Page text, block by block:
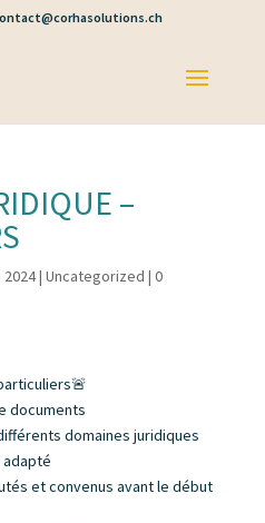
–
2024| Uncategorized | 0
documents
domaines juridiques
et convenus avant le début